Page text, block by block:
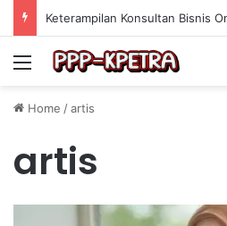
Menu
Home /artis
artis